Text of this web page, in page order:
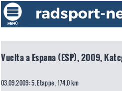
Vuelta a Espana (ESP), 2009,
03.09.2009: 5. Etappe , 174.0 km